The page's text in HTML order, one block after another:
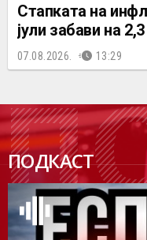
Стапката на
јули забави на
07.08.2026. 13:29
ПОДКАСТ